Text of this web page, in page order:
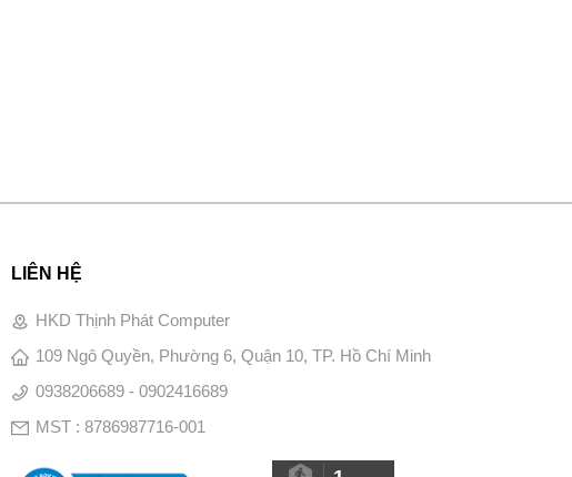
LIÊN HỆ
HKD Thịnh Phát Computer
109 Ngô Quyền, Phường 6, Quận 10, TP. Hồ Chí Minh
0938206689 - 0902416689
MST : 8786987716-001